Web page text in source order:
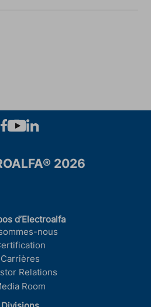
2026
d’Electroalfa
nous
Carrières
Relations
Room